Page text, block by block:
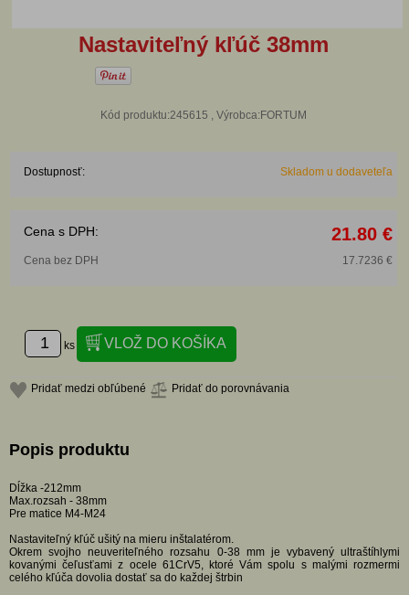
Nastaviteľný kľúč 38mm
Kód produktu:245615 , Výrobca:FORTUM
Dostupnosť: Skladom u dodaveteľa
Cena s DPH: 21.80 €
Cena bez DPH 17.7236 €
ks
Pridať medzi obľúbené Pridať do porovnávania
Popis produktu
Dĺžka -212mm
Max.rozsah - 38mm
Pre matice M4-M24
Nastaviteľný kľúč ušitý na mieru inštalatérom.
Okrem svojho neuveriteľného rozsahu 0-38 mm je vybavený ultraštíhlymi
kovanými čeľusťami z ocele 61CrV5, ktoré Vám spolu s malými rozmermi
celého kľúča dovolia dostať sa do každej štrbin